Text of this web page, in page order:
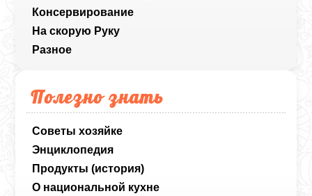
Консервирование
На скорую Руку
Разное
Полезно знать
Советы хозяйке
Энциклопедия
Продукты (история)
О национальной кухне